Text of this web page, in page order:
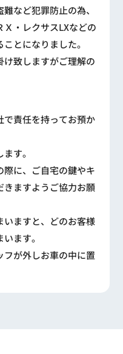
など犯罪防止の為、
・レクサスLXなどの
とになりました。
致しますがご理解の
で責任を持ってお預か
す。
に、ご自宅の鍵やキ
きますようご協力お願
いますと、どのお客様
ます。
フが外しお車の中に置